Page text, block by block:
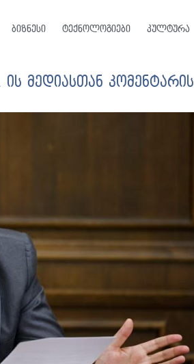
ბიზნესი ტექნოლოგიები კულტურა
მედიასთან კომენტარის